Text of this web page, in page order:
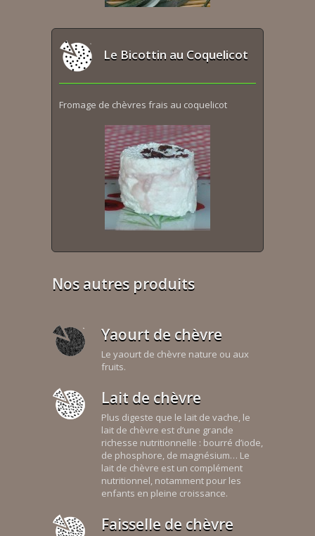
Le Bicottin au Coquelicot
Fromage de chèvres frais au coquelicot
Nos autres produits
Yaourt de chèvre
Le yaourt de chèvre nature ou aux
fruits.
Lait de chèvre
Plus digeste que le lait de vache, le
lait de chèvre est d’une grande
richesse nutritionnelle : bourré d’iode,
de phosphore, de magnésium… Le
lait de chèvre est un complément
nutritionnel, notamment pour les
enfants en pleine croissance.
Faisselle de chèvre